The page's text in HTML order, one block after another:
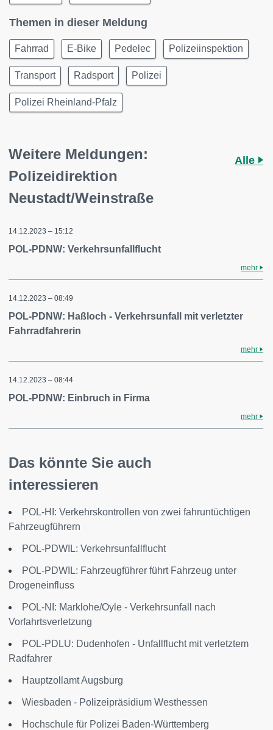
Themen in dieser Meldung
Fahrrad E-Bike Pedelec Polizeiinspektion
Transport Radsport Polizei
Polizei Rheinland-Pfalz
Weitere Meldungen:
Polizeidirektion
Neustadt/Weinstraße
Alle
14.12.2023 – 15:12
POL-PDNW: Verkehrsunfallflucht
mehr
14.12.2023 – 08:49
POL-PDNW: Haßloch - Verkehrsunfall mit verletzter
Fahrradfahrerin
mehr
14.12.2023 – 08:44
POL-PDNW: Einbruch in Firma
mehr
Das könnte Sie auch
interessieren
POL-HI: Verkehrskontrollen von zwei fahruntüchtigen
Fahrzeugführern
POL-PDWIL: Verkehrsunfallflucht
POL-PDWIL: Fahrzeugführer führt Fahrzeug unter
Drogeneinfluss
POL-NI: Marklohe/Oyle - Verkehrsunfall nach
Vorfahrtsverletzung
POL-PDLU: Dudenhofen - Unfallflucht mit verletztem
Radfahrer
Hauptzollamt Augsburg
Wiesbaden - Polizeipräsidium Westhessen
Hochschule für Polizei Baden-Württemberg